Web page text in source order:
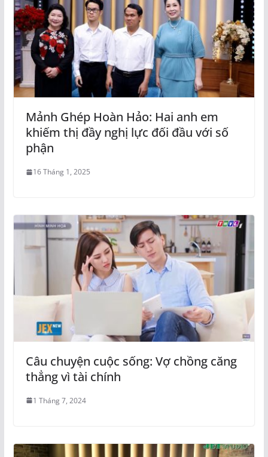
Mảnh Ghép Hoàn Hảo: Hai anh em
khiếm thị đầy nghị lực đối đầu với số
phận
16 Tháng 1, 2025
Câu chuyện cuộc sống: Vợ chồng căng
thẳng vì tài chính
1 Tháng 7, 2024